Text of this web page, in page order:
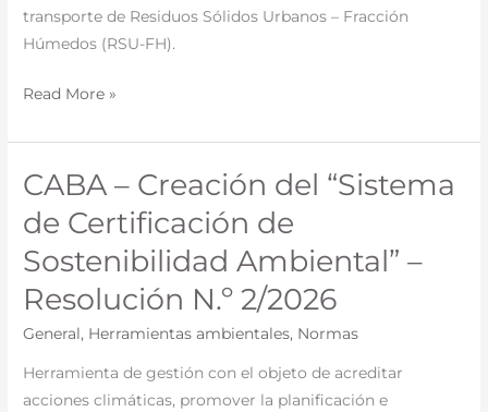
transporte de Residuos Sólidos Urbanos – Fracción
Húmedos (RSU-FH).
Sólidos
Fracción
(RSU-
–
Resolución
N.º
131/2026.
Read More »
CABA – Creación del “Sistema
de Certificación de
Sostenibilidad Ambiental” –
Resolución N.º 2/2026
General, Herramientas ambientales, Normas
Herramienta de gestión con el objeto de acreditar
acciones climáticas, promover la planificación e
CABA
Creación
del
“Sistema
de
Certificación
de
Sostenibilidad